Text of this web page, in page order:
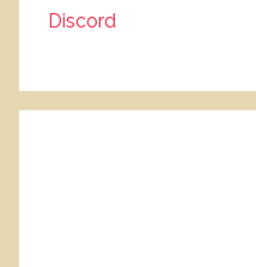
Discord